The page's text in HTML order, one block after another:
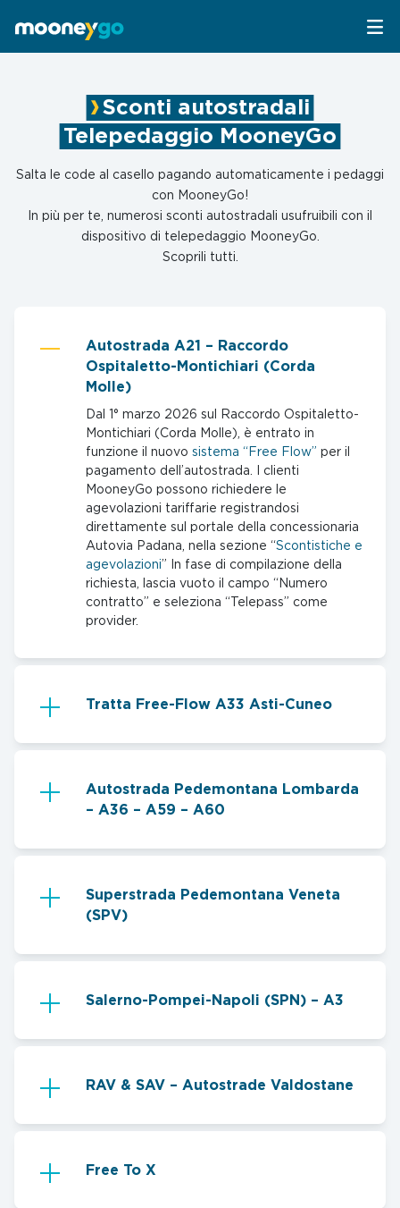
Parcheggi
Parcheggia con MooneyGo
Sosta su strisce blu
Parcheggi in struttura
Mobilità
Spostati con MooneyGo
Trasporto pubblico
Taxi
Telepedaggio
Telepedaggio
Area C di Milano
Assistenza Stradale
FAQ
Sconti autostradali
Telepedaggio MooneyGo
Salta le code al casello pagando automaticamente i pedaggi
con MooneyGo!
In più per te, numerosi sconti autostradali usufruibili con il
dispositivo di telepedaggio MooneyGo.
Scoprili tutti.
Autostrada A21 – Raccordo
Ospitaletto-Montichiari (Corda
Molle)
Dal 1° marzo 2026 sul Raccordo Ospitaletto-
Montichiari (Corda Molle), è entrato in
funzione il nuovo sistema “Free Flow” per il
pagamento dell’autostrada. I clienti
MooneyGo possono richiedere le
agevolazioni tariffarie registrandosi
direttamente sul portale della concessionaria
Autovia Padana, nella sezione “Scontistiche e
agevolazioni” In fase di compilazione della
richiesta, lascia vuoto il campo “Numero
contratto” e seleziona “Telepass” come
provider.
Tratta Free-Flow A33 Asti-Cuneo
Autostrada Pedemontana Lombarda
– A36 – A59 – A60
Superstrada Pedemontana Veneta
(SPV)
Salerno-Pompei-Napoli (SPN) – A3
RAV & SAV – Autostrade Valdostane
Free To X